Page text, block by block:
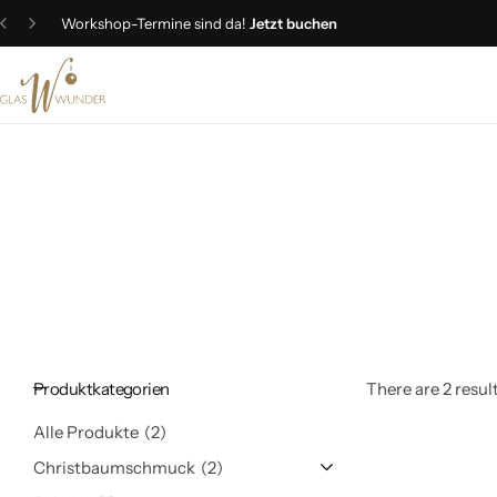
Workshop-Termine sind da! Jetzt buchen
There are 2
Produktkategorien
Alle Produkte 2
Christbaumschmuck 2
Christbaumschmuck